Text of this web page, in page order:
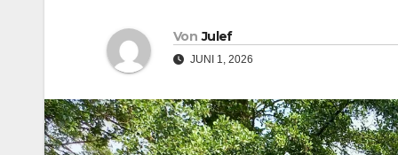
Von Julef
JUNI 1, 2026